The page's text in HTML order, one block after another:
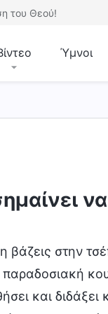
του Θεού!
Ύμνοι
βάζεις στην
παραδοσιακή
και διδάξει